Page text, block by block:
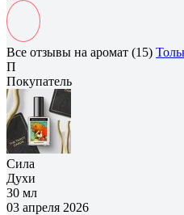
Все отзывы на аромат (15)
П
Покупатель
Сила
Духи
30 мл
03 апреля 2026